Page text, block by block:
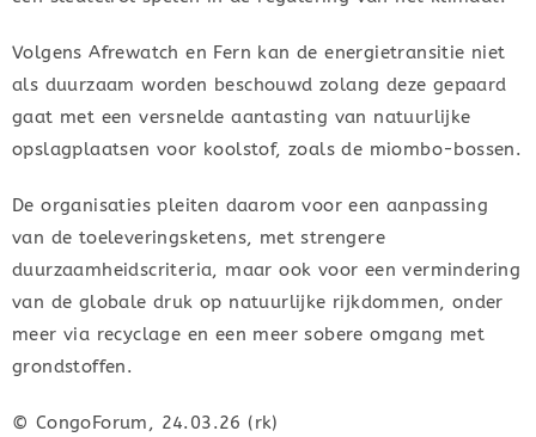
Volgens Afrewatch en Fern kan de energietransitie niet
als duurzaam worden beschouwd zolang deze gepaard
gaat met een versnelde aantasting van natuurlijke
opslagplaatsen voor koolstof, zoals de miombo-bossen.
De organisaties pleiten daarom voor een aanpassing
van de toeleveringsketens, met strengere
duurzaamheidscriteria, maar ook voor een vermindering
van de globale druk op natuurlijke rijkdommen, onder
meer via recyclage en een meer sobere omgang met
grondstoffen.
© CongoForum, 24.03.26 (rk)